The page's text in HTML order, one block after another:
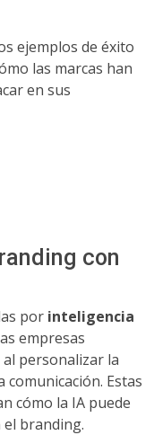
ejemplos de éxito
las marcas han
en sus
con
por inteligencia
empresas
personalizar la
Estas
cómo la IA puede
branding.